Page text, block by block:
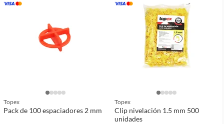
Topex
Pack de 100 espaciadores 2 mm
Topex
Clip nivelación 1.5 mm 500
unidades